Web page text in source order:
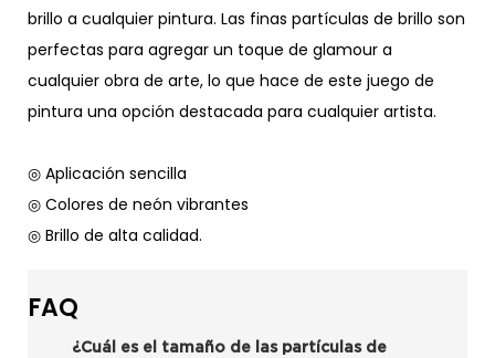
brillo a cualquier pintura. Las finas partículas de brillo son
perfectas para agregar un toque de glamour a
cualquier obra de arte, lo que hace de este juego de
pintura una opción destacada para cualquier artista.
◎ Aplicación sencilla
◎ Colores de neón vibrantes
◎ Brillo de alta calidad.
FAQ
¿Cuál es el tamaño de las partículas de